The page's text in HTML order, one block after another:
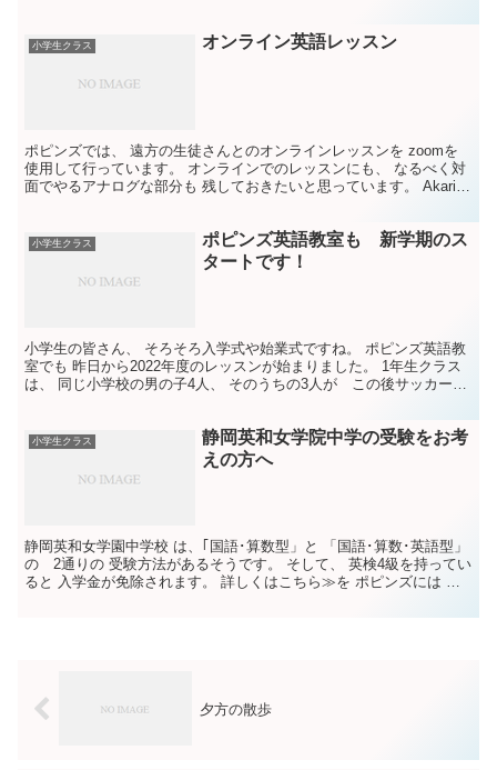
小学生クラス オンライン英語レッスン
ポピンズでは、 遠方の生徒さんとのオンラインレッスンを zoomを
使用して行っています。 オンラインでのレッスンにも、 なるべく対
面でやるアナログな部分も 残しておきたいと思っています。 Akariち
小学生クラス
ポピンズ英語教室も 新学期のス
タートです！
小学生の皆さん、 そろそろ入学式や始業式ですね。 ポピンズ英語教
室でも 昨日から2022年度のレッスンが始まりました。 1年生クラス
は、 同じ小学校の男の子4人、 そのうちの3人が この後サッカーク
小学生クラス
静岡英和女学院中学の受験をお考
えの方へ
静岡英和女学園中学校 は、｢国語･算数型」と 「国語･算数･英語型」
の 2通りの 受験方法があるそうです。 そして、 英検4級を持ってい
ると 入学金が免除されます。 詳しくはこちら≫を ポピンズには 昨
夕方の散歩